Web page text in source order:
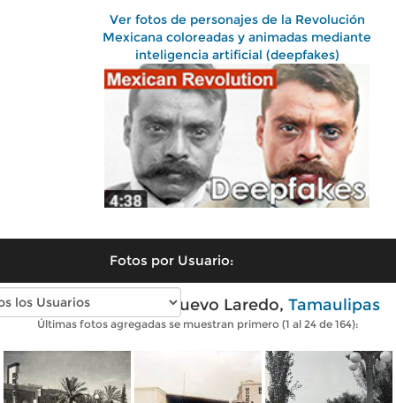
Ver fotos de personajes de la Revolución
Mexicana coloreadas y animadas mediante
inteligencia artificial (deepfakes)
Fotos por Usuario:
Fotos antiguas de Nuevo Laredo, Tamaulipas
Últimas fotos agregadas se muestran primero (1 al 24 de 164):